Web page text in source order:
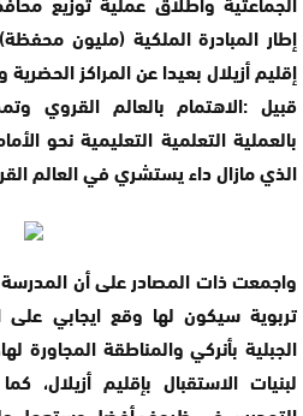
إطار المبادرة الملكية (مليون
إقليم أزيلال بعيدا عن المراكز
قبيل :الاهتمام بالعالم القروي
بالعملية التعلمية التعليمية نحو
الذي مازال داء يستشري في العالم
واجمعت ذات المصادر على أن
تربوية سيكون لها وقع ايجابي على
الجبلية بأنركي والمناطقة
لبنيات الاستقبال بإقليم